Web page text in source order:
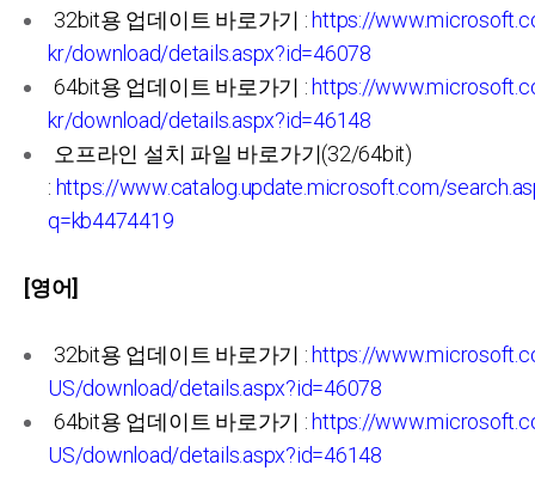
32bit용 업데이트 바로가기 : https://
kr/download/details.aspx?id=46078
64bit용 업데이트 바로가기 : https://
kr/download/details.aspx?id=46148
오프라인 설치 파일 바로가기(32/64bit)
: https://www.catalog.update.microsoft.com/
q=kb4474419
[영어]
32bit용 업데이트 바로가기 : https://
US/download/details.aspx?id=46078
64bit용 업데이트 바로가기 : https://
US/download/details.aspx?id=46148